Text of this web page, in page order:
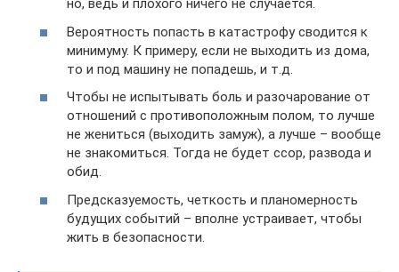
но, ведь и плохого ничего не случается.
Вероятность попасть в катастрофу сводится к
минимуму. К примеру, если не выходить из дома,
то и под машину не попадешь, и т.д.
Чтобы не испытывать боль и разочарование от
отношений с противоположным полом, то лучше
не жениться (выходить замуж), а лучше – вообще
не знакомиться. Тогда не будет ссор, развода и
обид.
Предсказуемость, четкость и планомерность
будущих событий – вполне устраивает, чтобы
жить в безопасности.